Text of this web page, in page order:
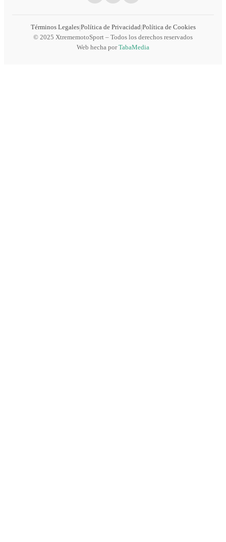
Términos Legales|Política de Privacidad|Política de Cookies
© 2025 XtrememotoSport – Todos los derechos reservados
Web hecha porTabaMedia